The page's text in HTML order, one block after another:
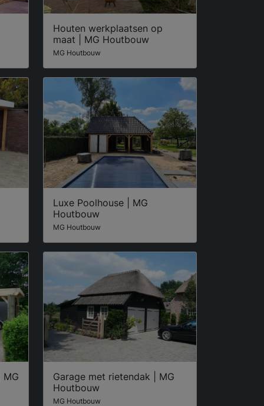
Houten werkplaatsen op
maat | MG Houtbouw
MG Houtbouw
Luxe Poolhouse | MG
Houtbouw
MG Houtbouw
Garage met rietendak | MG
Houtbouw
MG Houtbouw